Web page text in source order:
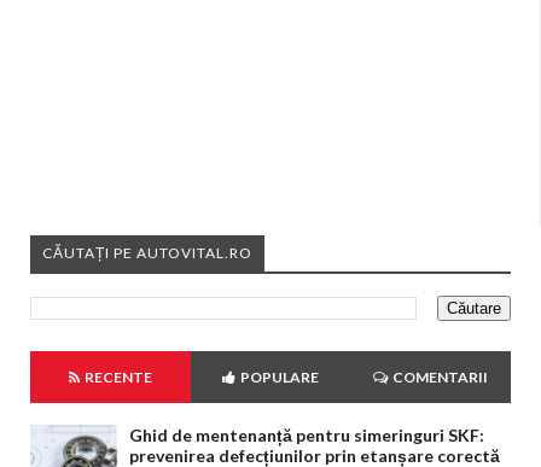
CĂUTAȚI PE AUTOVITAL.RO
RECENTE POPULARE COMENTARII
Ghid de mentenanță pentru simeringuri SKF:
prevenirea defecțiunilor prin etanșare corectă